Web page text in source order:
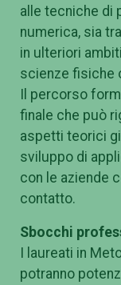
alle tecniche di
numerica, sia
in ulteriori
scienze fisiche
Il percorso
finale che può
aspetti teorici
sviluppo di
con le aziende
contatto.
Sbocchi
I laureati in
potranno